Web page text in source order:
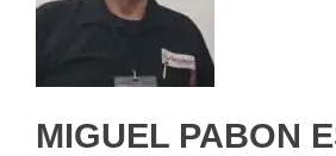
MIGUEL PABON